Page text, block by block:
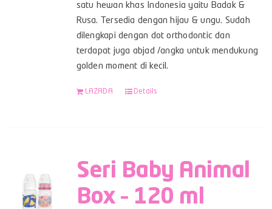
satu hewan khas Indonesia yaitu Badak &
Rusa. Tersedia dengan hijau & ungu. Sudah
dilengkapi dengan dot orthodontic dan
terdapat juga abjad /angka untuk mendukung
golden moment di kecil.
LAZADA Details
Seri Baby Animal
Box – 120 ml